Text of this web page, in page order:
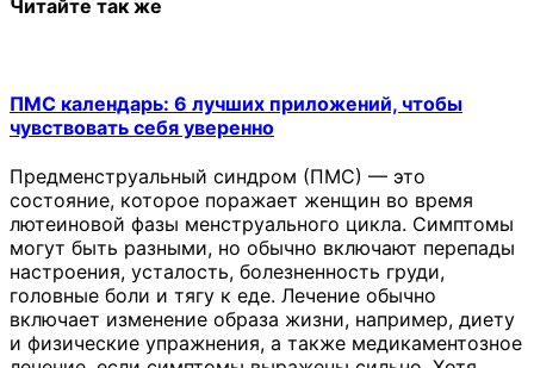
Читайте так же
ПМС календарь: 6 лучших приложений, чтобы
чувствовать себя уверенно
Предменструальный синдром (ПМС) — это
состояние, которое поражает женщин во время
лютеиновой фазы менструального цикла. Симптомы
могут быть разными, но обычно включают перепады
настроения, усталость, болезненность груди,
головные боли и тягу к еде. Лечение обычно
включает изменение образа жизни, например, диету
и физические упражнения, а также медикаментозное